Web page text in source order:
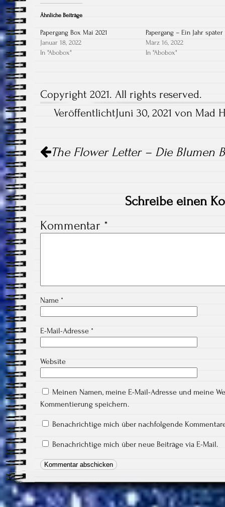
Ähnliche Beiträge
Papergang Box Mai 2021
Januar 18, 2022
In "Abobox"
Papergang – Ein Jahr später
März 16, 2022
In "Abobox"
Copyright 2021. All rights reserved.
VeröffentlichtJuni 30, 2021 von Mad
Navigation
The Flower Letter – Die Blumen
Schreibe einen
Kommentar *
Name *
E-Mail-Adresse *
Website
Meinen Namen, meine E-Mail-Adresse und meine
Kommentierung speichern.
Benachrichtige mich über nachfolgende
Benachrichtige mich über neue Beiträge via E-Mail.